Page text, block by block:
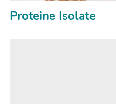
Proteine Isolate